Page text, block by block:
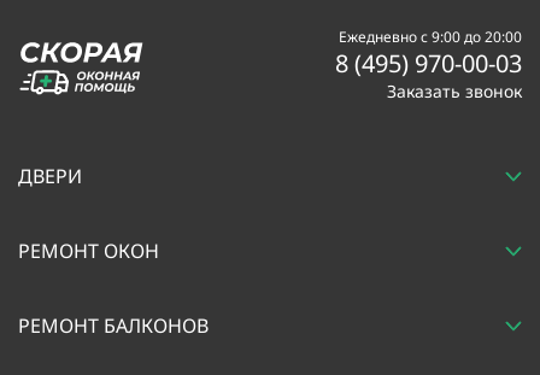
Ежедневно с 9:00 до 20:00
8 (495) 970-00-03
Заказать звонок
ДВЕРИ
РЕМОНТ ОКОН
РЕМОНТ БАЛКОНОВ